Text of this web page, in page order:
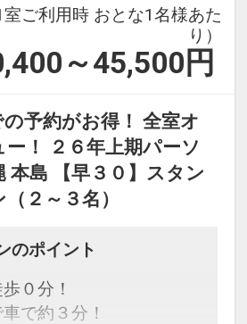
、こどもA５００円引
重複はできません。
ご旅行代金は、カレンダ
ただいた後表示される
確認画面」でご確認くだ
ての日において人数・
プ・食事条件・プラン同
割引適用の条件となりま
室ご利用時 おとな1名様あた
り）
～45,500 円
の予約がお得！ 全室オ
！ ２６年上期パーソ
本島 【早３０】スタン
２～３名）
のポイント
０分！
で約３分！